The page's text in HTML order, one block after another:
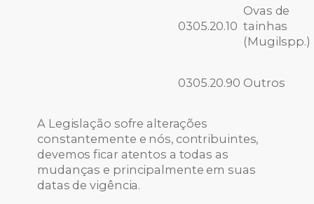
0305.20.10
Ovas de
tainhas
(Mugilspp.)
0305.20.90 Outros
A Legislação sofre alterações
constantemente e nós, contribuintes,
devemos ficar atentos a todas as
mudanças e principalmente em suas
datas de vigência.